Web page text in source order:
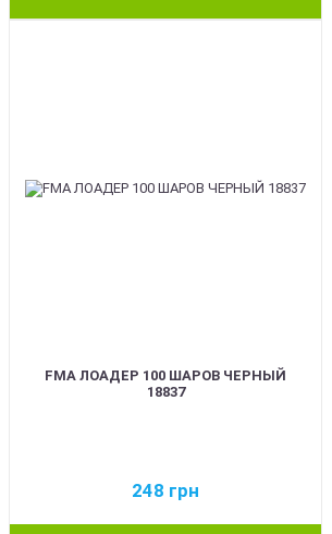
FMA ЛОАДЕР 100 ШАРОВ ЧЕРНЫЙ
18837
248 грн